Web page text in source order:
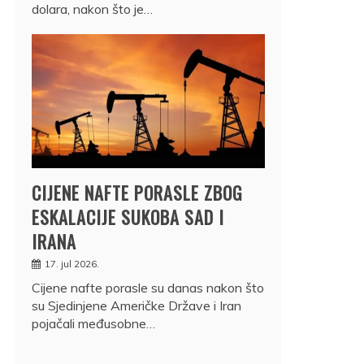
dolara, nakon što je…
CIJENE NAFTE PORASLE ZBOG
ESKALACIJE SUKOBA SAD I
IRANA
17. jul 2026.
Cijene nafte porasle su danas nakon što
su Sjedinjene Američke Države i Iran
pojačali međusobne…